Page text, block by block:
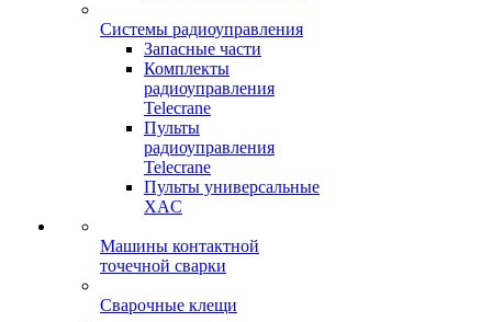
Системы радиоуправления
Запасные части
Комплекты
радиоуправления
Telecrane
Пульты
радиоуправления
Telecrane
Пульты универсальные
XAC
Машины контактной
точечной сварки
Сварочные клещи